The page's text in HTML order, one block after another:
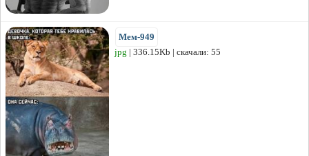
Мем-949
jpg | 336.15Kb | скачали: 55